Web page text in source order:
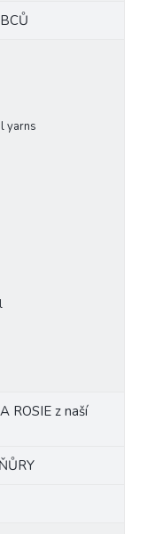
yarns
ROSIE z naší